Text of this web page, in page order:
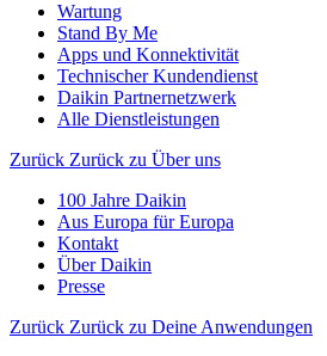
Wartung
Stand By Me
Apps und Konnektivität
Technischer Kundendienst
Daikin Partnernetzwerk
Alle Dienstleistungen
Zurück Zurück zu Über uns
100 Jahre Daikin
Aus Europa für Europa
Kontakt
Über Daikin
Presse
Zurück Zurück zu Deine Anwendungen